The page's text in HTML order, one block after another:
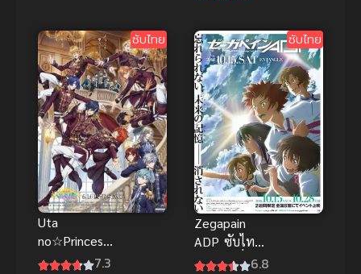
ซับไทย
Uta
no☆Princesa
ma♪ Movie7.3
ซับไทย
Zegapain
ADP ซับไทย
เดอะมูฟวี่ การ
6.8